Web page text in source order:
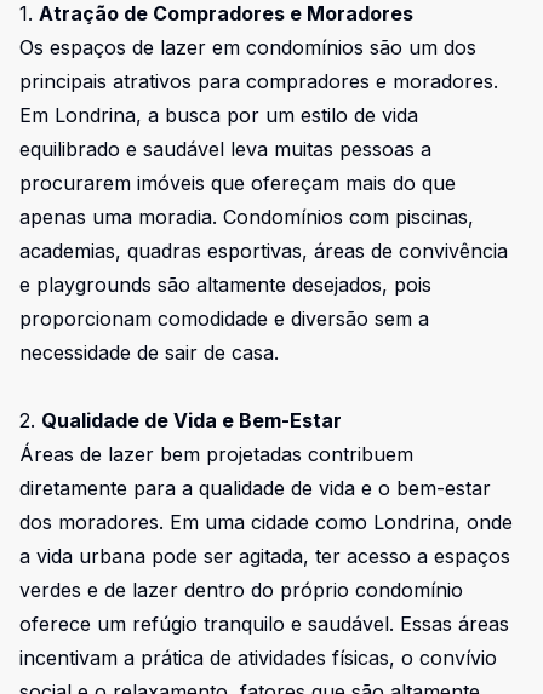
1. Atração de Compradores e Moradores
Os espaços de lazer em condomínios são um dos
principais atrativos para compradores e moradores.
Em Londrina, a busca por um estilo de vida
equilibrado e saudável leva muitas pessoas a
procurarem imóveis que ofereçam mais do que
apenas uma moradia. Condomínios com piscinas,
academias, quadras esportivas, áreas de convivência
e playgrounds são altamente desejados, pois
proporcionam comodidade e diversão sem a
necessidade de sair de casa.
2. Qualidade de Vida e Bem-Estar
Áreas de lazer bem projetadas contribuem
diretamente para a qualidade de vida e o bem-estar
dos moradores. Em uma cidade como Londrina, onde
a vida urbana pode ser agitada, ter acesso a espaços
verdes e de lazer dentro do próprio condomínio
oferece um refúgio tranquilo e saudável. Essas áreas
incentivam a prática de atividades físicas, o convívio